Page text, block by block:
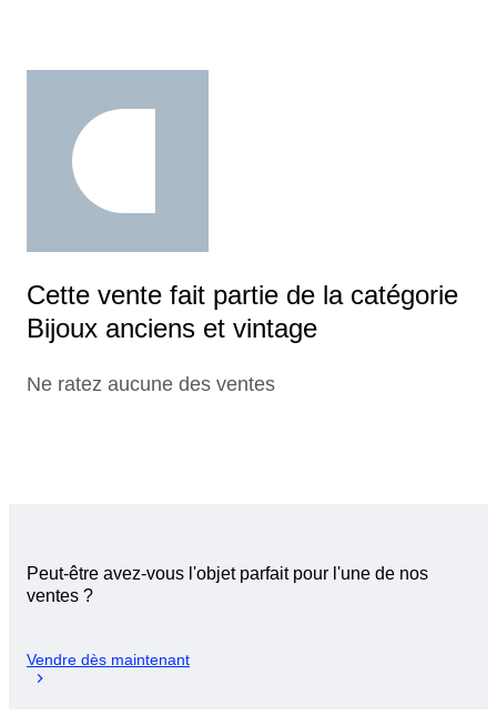
Cette vente fait partie de la catégorie
Bijoux anciens et vintage
Ne ratez aucune des ventes
Peut-être avez-vous l'objet parfait pour l'une de nos
ventes ?
Vendre dès maintenant